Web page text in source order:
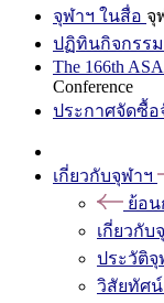
จุฬาฯ ในสื่อ จุ
ปฏิทินกิจกรรม
The 166th
Conference
ประกาศจัดซื้อ
เกี่ยวกับจุฬาฯ
ย้อ
เกี่ยวกับ
ประวัติจุ
วิสัยทัศ